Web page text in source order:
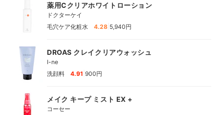
薬用Cクリアホワイトローション
ドクターケイ
毛穴ケア化粧水
4.28 5,940円
DROAS クレイクリアウォッシュ
I-ne
洗顔料
4.91 900円
メイク キープ ミスト EX +
コーセー